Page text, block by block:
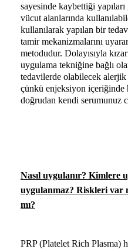
sayesinde kaybettiği
vücut alanlarında
kullanılarak yapılan bir
tamir mekanizmalarını
metodudur. Dolayısıyla
uygulama tekniğine bağlı
tedavilerde olabilecek
çünkü enjeksiyon içeriğinde
doğrudan kendi serumunuz
Nasıl uygulanır? Kimlere
uygulanmaz? Riskleri var
mı?
PRP (Platelet Rich Plasma)